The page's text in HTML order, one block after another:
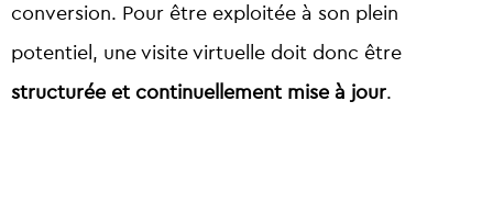
conversion. Pour être exploitée à son plein
potentiel, une visite virtuelle doit donc être
structurée et continuellement mise à jour.